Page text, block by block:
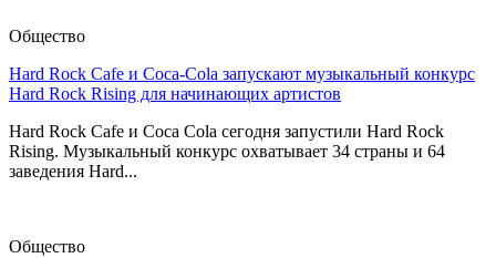
Общество
Hard Rock Cafe и Coca-Cola запускают музыкальный конкурс
Hard Rock Rising для начинающих артистов
Hard Rock Cafe и Coca Cola сегодня запустили Hard Rock
Rising. Музыкальный конкурс охватывает 34 страны и 64
заведения Hard...
Общество